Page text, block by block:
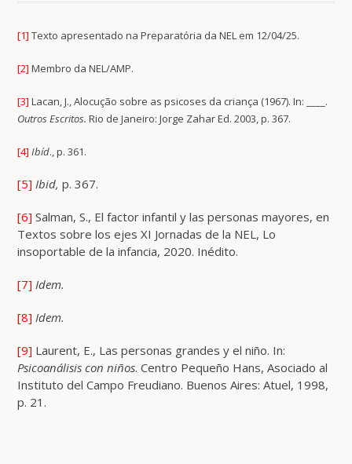
[1] Texto apresentado na Preparatória da NEL em 12/04/25.
[2] Membro da NEL/AMP.
[3] Lacan, J., Alocução sobre as psicoses da criança (1967). In: ____.
Outros Escritos.Rio de Janeiro: Jorge Zahar Ed. 2003, p. 367.
[4] Ibíd., p. 361.
[5] Ibid, p. 367.
[6] Salman, S., El factor infantil y las personas mayores, en
Textos sobre los ejes XI Jornadas de la NEL, Lo
insoportable de la infancia, 2020. Inédito.
[7] Idem.
[8] Idem.
[9] Laurent, E., Las personas grandes y el niño. In:
Psicoanálisis con niños. Centro Pequeño Hans, Asociado al
Instituto del Campo Freudiano. Buenos Aires: Atuel, 1998,
p. 21.